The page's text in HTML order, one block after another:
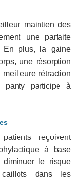
maintien des
une parfaite
En plus, la gaine
une résorption
rétraction
panty participe à
reçoivent
à base
diminuer le risque
caillots dans les